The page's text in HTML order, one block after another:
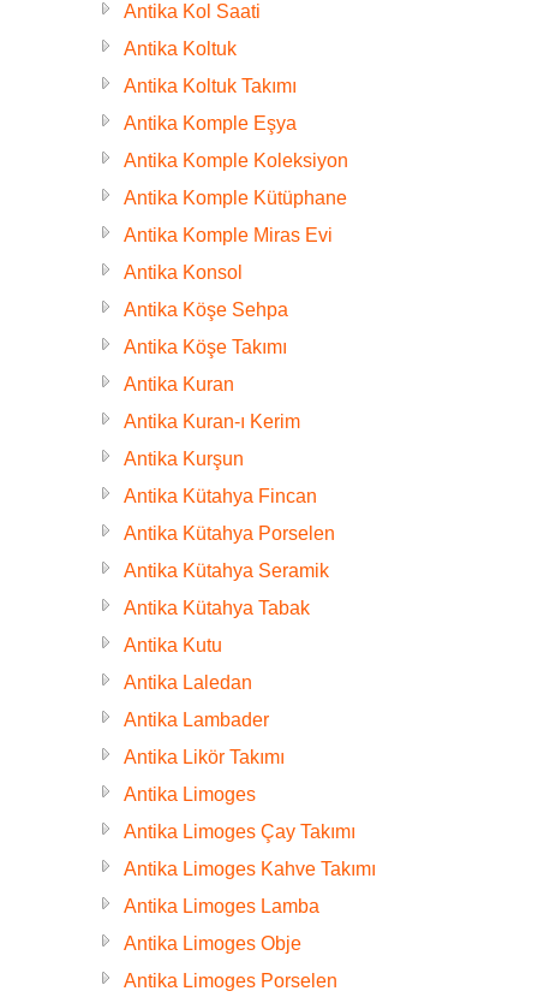
Antika Kol Saati
Antika Koltuk
Antika Koltuk Takımı
Antika Komple Eşya
Antika Komple Koleksiyon
Antika Komple Kütüphane
Antika Komple Miras Evi
Antika Konsol
Antika Köşe Sehpa
Antika Köşe Takımı
Antika Kuran
Antika Kuran-ı Kerim
Antika Kurşun
Antika Kütahya Fincan
Antika Kütahya Porselen
Antika Kütahya Seramik
Antika Kütahya Tabak
Antika Kutu
Antika Laledan
Antika Lambader
Antika Likör Takımı
Antika Limoges
Antika Limoges Çay Takımı
Antika Limoges Kahve Takımı
Antika Limoges Lamba
Antika Limoges Obje
Antika Limoges Porselen